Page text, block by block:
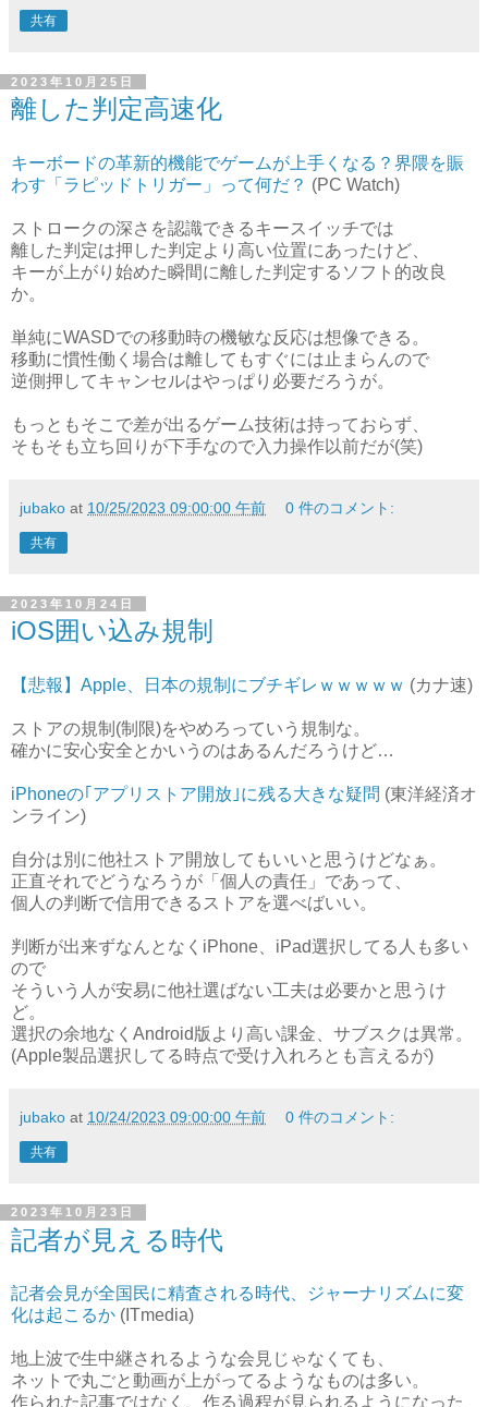
共有
2023年10月25日
離した判定高速化
キーボードの革新的機能でゲームが上手くなる？界隈を賑
わす「ラピッドトリガー」って何だ？ (PC Watch)
ストロークの深さを認識できるキースイッチでは
離した判定は押した判定より高い位置にあったけど、
キーが上がり始めた瞬間に離した判定するソフト的改良
か。
単純にWASDでの移動時の機敏な反応は想像できる。
移動に慣性働く場合は離してもすぐには止まらんので
逆側押してキャンセルはやっぱり必要だろうが。
もっともそこで差が出るゲーム技術は持っておらず、
そもそも立ち回りが下手なので入力操作以前だが(笑)
jubako at 10/25/2023 09:00:00 午前 0 件のコメント:
共有
2023年10月24日
iOS囲い込み規制
【悲報】Apple、日本の規制にブチギレｗｗｗｗｗ (カナ速)
ストアの規制(制限)をやめろっていう規制な。
確かに安心安全とかいうのはあるんだろうけど…
iPhoneの｢アプリストア開放｣に残る大きな疑問 (東洋経済オ
ンライン)
自分は別に他社ストア開放してもいいと思うけどなぁ。
正直それでどうなろうが「個人の責任」であって、
個人の判断で信用できるストアを選べばいい。
判断が出来ずなんとなくiPhone、iPad選択してる人も多い
ので
そういう人が安易に他社選ばない工夫は必要かと思うけ
ど。
選択の余地なくAndroid版より高い課金、サブスクは異常。
(Apple製品選択してる時点で受け入れろとも言えるが)
jubako at 10/24/2023 09:00:00 午前 0 件のコメント:
共有
2023年10月23日
記者が見える時代
記者会見が全国民に精査される時代、ジャーナリズムに変
化は起こるか (ITmedia)
地上波で生中継されるような会見じゃなくても、
ネットで丸ごと動画が上がってるようなものは多い。
作られた記事ではなく、作る過程が見られるようになった